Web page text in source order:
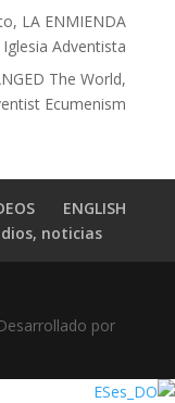
LA ENMIENDA
Adventista
The World,
Ecumenism
ENGLISH
noticias…
por
ES